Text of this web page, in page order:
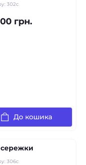
302с
грн.
До кошика
сережки
306с